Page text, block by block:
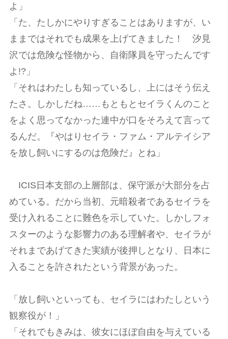
よ」
「た、たしかにやりすぎることはありますが、い
ままではそれでも成果を上げてきました！ 汐見
沢では危険な怪物から、自衛隊員を守ったんです
よ!?」
「それはわたしも知っているし、上にはそう伝え
たさ。しかしだね……もともとセイラくんのこと
をよく思ってなかった連中が口をそろえて言って
るんだ。『やはりセイラ・ファム・アルテイシア
を放し飼いにするのは危険だ』とね」
ICIS日本支部の上層部は、保守派が大部分を占
めている。だから当初、元暗殺者であるセイラを
受け入れることに難色を示していた。しかしフォ
スターのような影響力のある理解者や、セイラが
それまであげてきた実績が後押しとなり、日本に
入ることを許されたという背景があった。
「放し飼いといっても、セイラにはわたしという
観察役が！」
「それでもきみは、彼女にほぼ自由を与えている